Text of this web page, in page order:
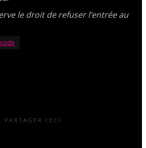
le droit de refuser l’entrée au
PARTAGER CECI